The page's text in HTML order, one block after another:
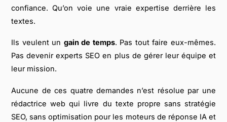
confiance. Qu’on voie une vraie expertise derrière les
textes.
Ils veulent un gain de temps. Pas tout faire eux-mêmes.
Pas devenir experts SEO en plus de gérer leur équipe et
leur mission.
Aucune de ces quatre demandes n’est résolue par une
rédactrice web qui livre du texte propre sans stratégie
SEO, sans optimisation pour les moteurs de réponse IA et